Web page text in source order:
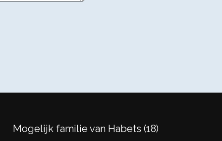
Mogelijk familie van Habets (18)